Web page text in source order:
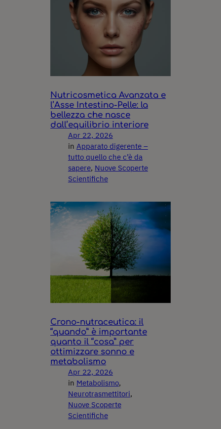
Nutricosmetica Avanzata e
l’Asse Intestino-Pelle: la
bellezza che nasce
dall’equilibrio interiore
Apr 22, 2026
in Apparato digerente –
tutto quello che c’è da
sapere, Nuove Scoperte
Scientifiche
Crono-nutraceutica: il
“quando” è importante
quanto il “cosa” per
ottimizzare sonno e
metabolismo
Apr 22, 2026
in Metabolismo
Neurotrasmettitori
Nuove Scoperte
Scientifiche